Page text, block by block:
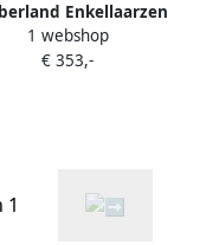
Enkellaarzen
met veters Beige
1 webshop
€ 353,-
1